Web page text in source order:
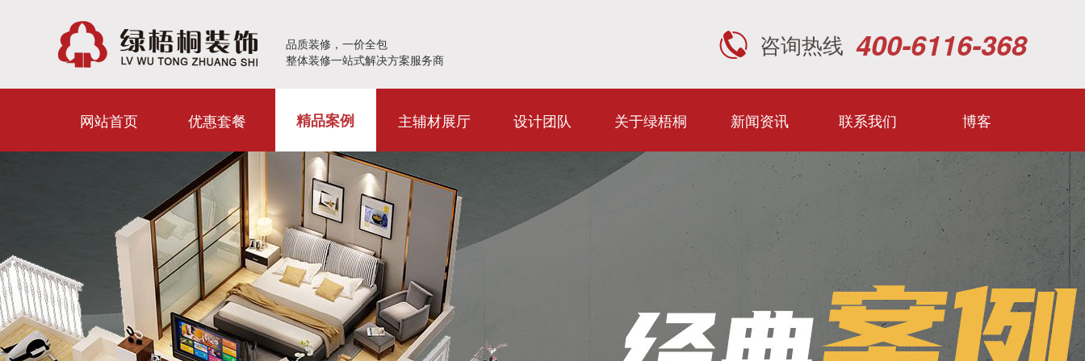
品质装修，一价全包
整体装修一站式解决方案服务商
咨询热线 400-6116-368
网站首页 优惠套餐 精品案例 主辅材展厅 设计团队 关于绿梧桐 新闻资讯 联系我们 博客